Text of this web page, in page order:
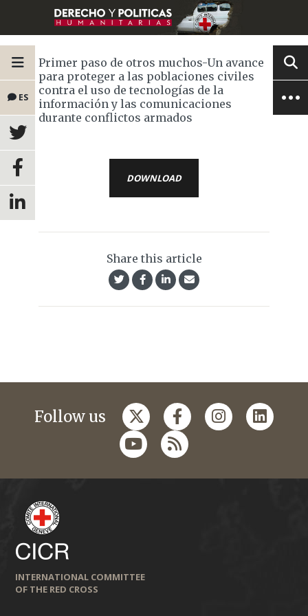
ES
Primer paso de otros muchos-Un avance
para proteger a las poblaciones civiles
contra el uso de tecnologías de la
información y las comunicaciones
durante conflictos armados
DOWNLOAD
Share this article
Follow us
INTERNATIONAL COMMITTEE
OF THE RED CROSS